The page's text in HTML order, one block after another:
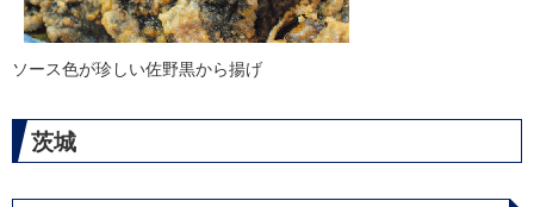
ソース色が珍しい佐野黒から揚げ
茨城